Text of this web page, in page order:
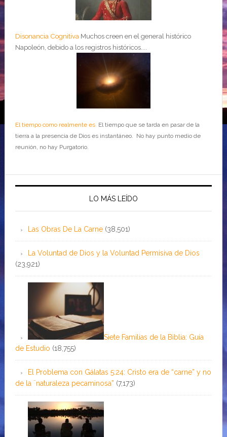
Disonancia Cognitiva Muchos creen en el general histórico
Napoleón, debido a los registros históricos....
El tiempo como realmente esEl tiempo que se tarda en pasar de la
tierra a la presencia de Dios es instantáneo. No hay punto medio de
reunión, no hay Purgatorio.
LO MÁS LEÍDO
Las Obras De La Carne (38,501)
La Voluntad de Dios y la Voluntad Permisiva de Dios
(23,921)
Siete Familias de la Biblia: Guía
de Estudio (18,755)
El Problema con Gálatas 5:24: Cristo era de “carne” y no
de la ¨naturaleza pecaminosa” (7,173)